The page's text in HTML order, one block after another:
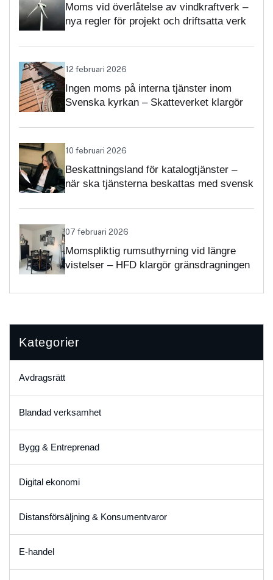
Moms vid överlåtelse av vindkraftverk –
nya regler för projekt och driftsatta verk
12 februari 2026
Ingen moms på interna tjänster inom
Svenska kyrkan – Skatteverket klargör
10 februari 2026
Beskattningsland för katalogtjänster –
när ska tjänsterna beskattas med svensk
07 februari 2026
Momspliktig rumsuthyrning vid längre
vistelser – HFD klargör gränsdragningen
Kategorier
Avdragsrätt
Blandad verksamhet
Bygg & Entreprenad
Digital ekonomi
Distansförsäljning & Konsumentvaror
E-handel